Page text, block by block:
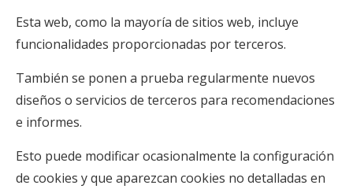
Esta web, como la mayoría de sitios web, incluye
funcionalidades proporcionadas por terceros.
También se ponen a prueba regularmente nuevos
diseños o servicios de terceros para recomendaciones
e informes.
Esto puede modificar ocasionalmente la configuración
de cookies y que aparezcan cookies no detalladas en